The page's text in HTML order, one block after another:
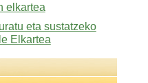
elkartea
eta sustatzeko
Elkartea